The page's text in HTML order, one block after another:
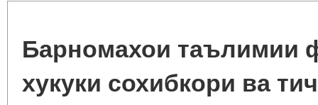
Барномахои таълимии
хукуки сохибкори ва